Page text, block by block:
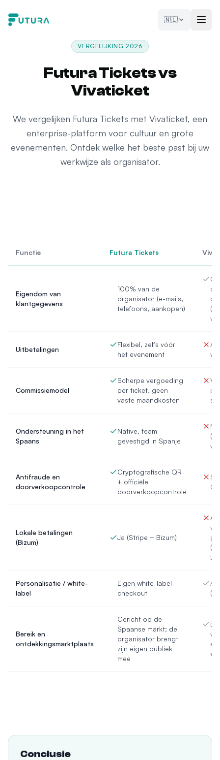
🇳🇱
VERGELIJKING 2026
Futura Tickets vs
Vivaticket
We vergelijken Futura Tickets met Vivaticket, een
enterprise-platform voor cultuur en grote
evenementen. Ontdek welke het beste past bij uw
werkwijze als organisator.
Functie Futura Tickets
Eigendom van
klantgegevens
100% van de
organisator (e-mails,
telefoons, aankopen)
de
Uitbetalingen
Flexibel, zelfs vóór
het evenement
Commissiemodel
Scherpe vergoeding
per ticket, geen
vaste maandkosten
Ondersteuning in het
Spaans
Native, team
gevestigd in Spanje
Antifraude en
doorverkoopcontrole
Cryptografische QR
+ officiële
doorverkoopcontrole
QR
Lokale betalingen
(Bizum)
Ja (Stripe + Bizum)
Personalisatie / white-
label
Eigen white-label-
checkout
Bereik en
ontdekkingsmarktplaats
Gericht op de
Spaanse markt; de
organisator brengt
zijn eigen publiek
mee
Conclusie